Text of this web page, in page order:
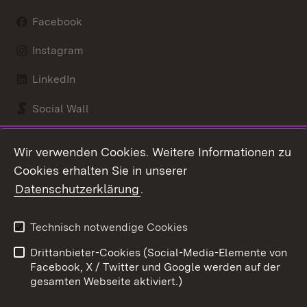
Facebook
Instagram
LinkedIn
Social Wall
Kontakt
Barrierefreiheit
Impressum
Cookies
Wir verwenden Cookies. Weitere Informationen zu
Cookies erhalten Sie in unserer
Datenschutzerklärung.
Technisch notwendige Cookies
Drittanbieter-Cookies (Social-Media-Elemente von
Facebook, X / Twitter und Google werden auf der
gesamten Webseite aktiviert.)